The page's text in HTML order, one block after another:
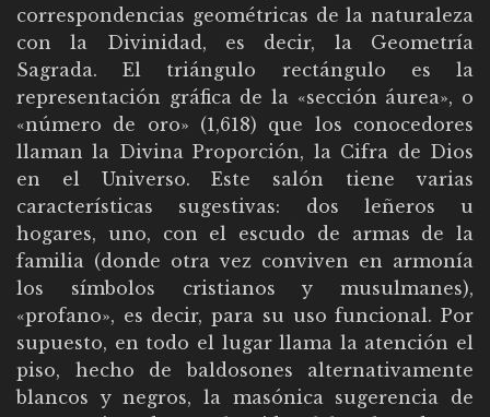
correspondencias geométricas de la naturaleza
con la Divinidad, es decir, la Geometría
Sagrada. El triángulo rectángulo es la
representación gráfica de la «sección áurea», o
«número de oro» (1,618) que los conocedores
llaman la Divina Proporción, la Cifra de Dios
en el Universo. Este salón tiene varias
características sugestivas: dos leñeros u
hogares, uno, con el escudo de armas de la
familia (donde otra vez conviven en armonía
los símbolos cristianos y musulmanes),
«profano», es decir, para su uso funcional. Por
supuesto, en todo el lugar llama la atención el
piso, hecho de baldosones alternativamente
blancos y negros, la masónica sugerencia de